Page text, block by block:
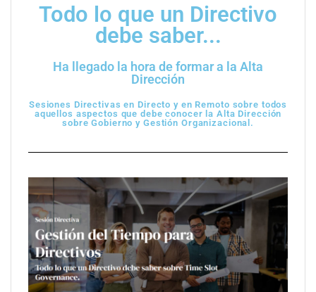
Todo lo que un Directivo
debe saber...
Ha llegado la hora de formar a la Alta
Dirección
Sesiones Directivas en Directo y en Remoto sobre todos
aquellos aspectos que debe conocer la Alta Dirección
sobre Gobierno y Gestión Organizacional.